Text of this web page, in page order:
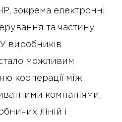
зокрема електронні
та частину
виробників
можливим
кооперації між
компаніями,
ліній і